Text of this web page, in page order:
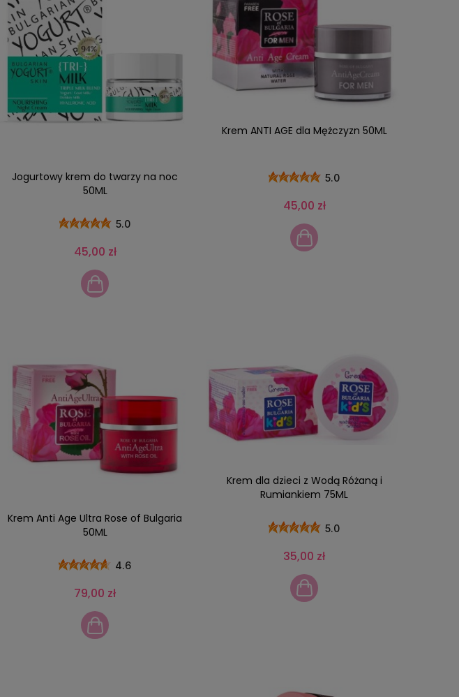
Jogurtowy krem do twarzy na noc
50ML
5.0
45,00 zł
Krem ANTI AGE dla Mężczyzn 50ML
5.0
45,00 zł
Krem Anti Age Ultra Rose of Bulgaria
50ML
4.6
79,00 zł
Krem dla dzieci z Wodą Różaną i
Rumiankiem 75ML
5.0
35,00 zł